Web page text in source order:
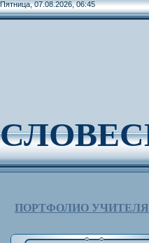
Пятница, 07.08.2026, 06:45
ПОРТФОЛИО